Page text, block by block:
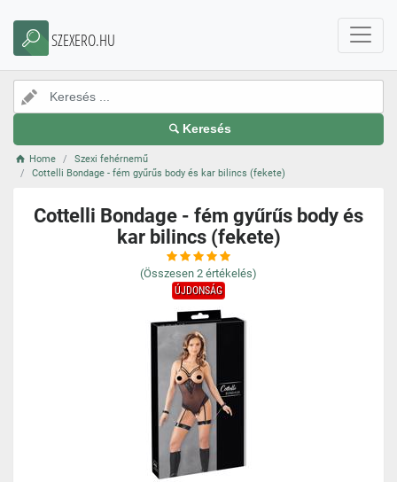
SZEXERO.HU
Keresés
Home
Szexi fehérnemű
Cottelli Bondage - fém gyűrűs body és kar bilincs (fekete)
Cottelli Bondage - fém gyűrűs body és
kar bilincs (fekete)
(Összesen 2 értékelés)
ÚJDONSÁG